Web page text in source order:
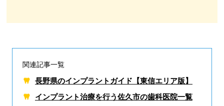
関連記事一覧
長野県のインプラントガイド【東信エリア版】
インプラント治療を行う佐久市の歯科医院一覧